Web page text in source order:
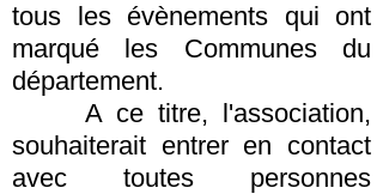
tous les évènements qui ont
marqué les Communes du
département.
A ce titre, l'association,
souhaiterait entrer en contact
avec toutes personnes